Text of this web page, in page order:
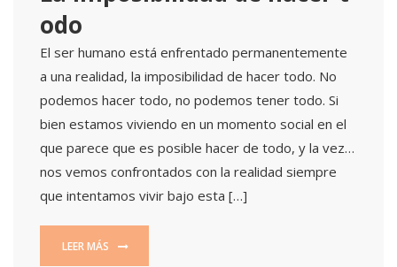
odo
El ser humano está enfrentado permanentemente
a una realidad, la imposibilidad de hacer todo. No
podemos hacer todo, no podemos tener todo. Si
bien estamos viviendo en un momento social en el
que parece que es posible hacer de todo, y la vez…
nos vemos confrontados con la realidad siempre
que intentamos vivir bajo esta […]
LEER MÁS